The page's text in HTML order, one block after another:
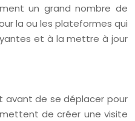
un grand nombre de
la ou les plateformes qui
et à la mettre à jour
avant de se déplacer pour
de créer une visite